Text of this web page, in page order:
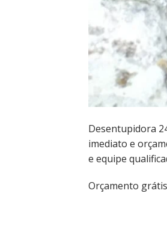
Desentupidora
imediato e
e equipe
Orçamento